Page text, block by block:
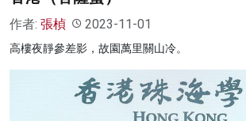
作者: 張楨 2023-11-01
高樓夜靜參差影，故園萬里關山冷。